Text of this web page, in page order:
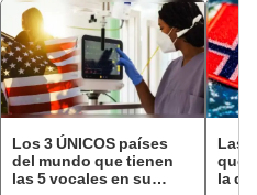
Los 3 ÚNICOS países
del mundo que tienen
las 5 vocales en su
Las
que
la de